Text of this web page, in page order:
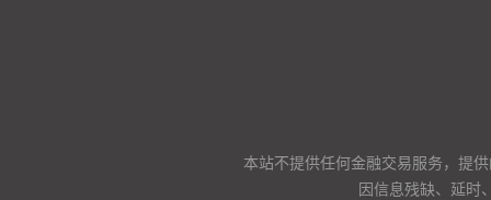
本站不提供任何金融交易服务，提
因信息残缺、延时